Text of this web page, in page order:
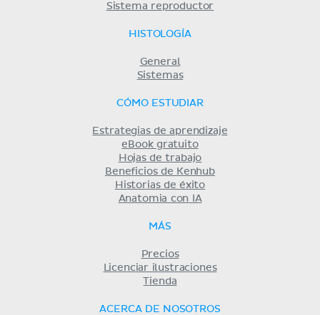
Sistema reproductor
HISTOLOGÍA
General
Sistemas
CÓMO ESTUDIAR
Estrategias de aprendizaje
eBook gratuito
Hojas de trabajo
Beneficios de Kenhub
Historias de éxito
Anatomia con IA
MÁS
Precios
Licenciar ilustraciones
Tienda
ACERCA DE NOSOTROS